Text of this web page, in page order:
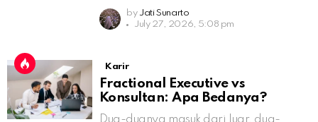
by Jati Sunarto
July 27, 2026, 5:08 pm
Karir
Fractional Executive vs
Konsultan: Apa Bedanya?